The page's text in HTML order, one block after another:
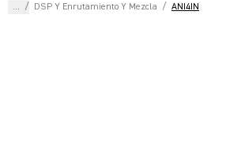
... / DSP Y Enrutamiento Y Mezcla / ANI4IN